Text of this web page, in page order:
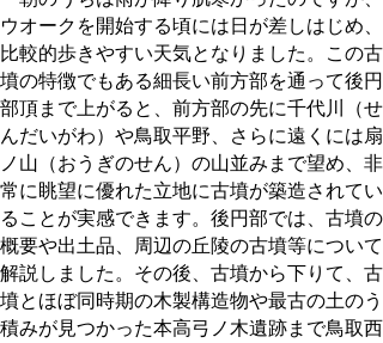
ウオークを開始する頃には日が差しはじめ、
比較的歩きやすい天気となりました。この古
墳の特徴でもある細長い前方部を通って後円
部頂まで上がると、前方部の先に千代川（せ
んだいがわ）や鳥取平野、さらに遠くには扇
ノ山（おうぎのせん）の山並みまで望め、非
常に眺望に優れた立地に古墳が築造されてい
ることが実感できます。後円部では、古墳の
概要や出土品、周辺の丘陵の古墳等について
解説しました。その後、古墳から下りて、古
墳とほぼ同時期の木製構造物や最古の土のう
積みが見つかった本高弓ノ木遺跡まで鳥取西